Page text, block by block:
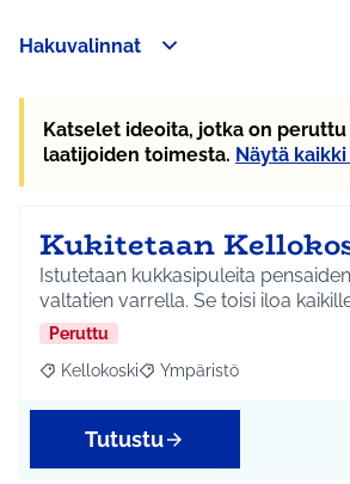
Hakuvalinnat
Katselet ideoita, jotka on
laatijoiden toimesta. Näytä
Kukitetaan
Istutetaan kukkasipuleita
valtatien varrella. Se toisi iloa
Peruttu
Rajaa tulokset aihepiirin mukaan:
Kellokoski Rajaa tulokset teeman
Ympäristö
Tutustu